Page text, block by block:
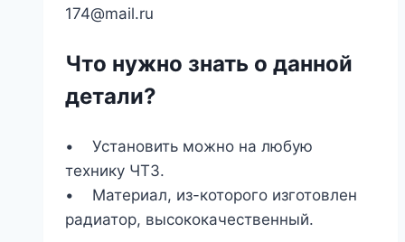
174@mail.ru
Что нужно знать о данной
детали?
• Установить можно на любую
технику ЧТЗ.
• Материал, из-которого изготовлен
радиатор, высококачественный.